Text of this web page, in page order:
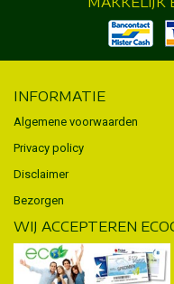
INFORMATIE
Algemene voorwaarden
Privacy policy
Disclaimer
Bezorgen
WIJ ACCEPTEREN